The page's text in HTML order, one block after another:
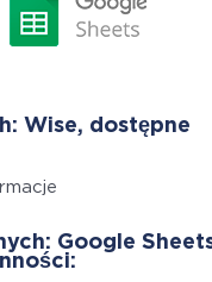
Wise, dostępne
Google